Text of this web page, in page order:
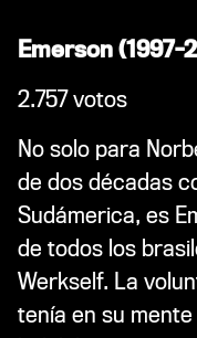
Emerson
2.757 votos
No solo para
de dos décadas
Sudámerica, es
de todos los
Werkself. La
tenía en su